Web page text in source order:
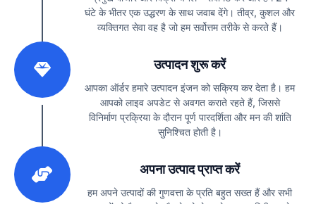
घंटे के भीतर एक उद्धरण के साथ जवाब देंगे। तीव्र, कुशल और
व्यक्तिगत सेवा वह है जो हम सर्वोत्तम तरीके से करते हैं।
उत्पादन शुरू करें
आपका ऑर्डर हमारे उत्पादन इंजन को सक्रिय कर देता है। हम
आपको लाइव अपडेट से अवगत कराते रहते हैं, जिससे
विनिर्माण प्रक्रिया के दौरान पूर्ण पारदर्शिता और मन की शांति
सुनिश्चित होती है।
अपना उत्पाद प्राप्त करें
हम अपने उत्पादों की गुणवत्ता के प्रति बहुत सख्त हैं और सभी